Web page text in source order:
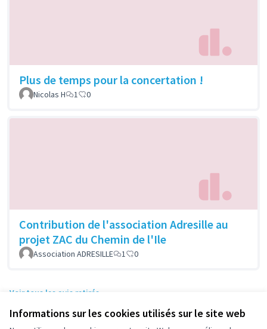
Informations sur les cookies utilisés sur le site web
Plus de temps pour la concertation !
Nicolas H 1 0
Contribution de l'association Adresille au
projet ZAC du Chemin de l'Ile
Association ADRESILLE 1 0
Voir tous les avis retirés